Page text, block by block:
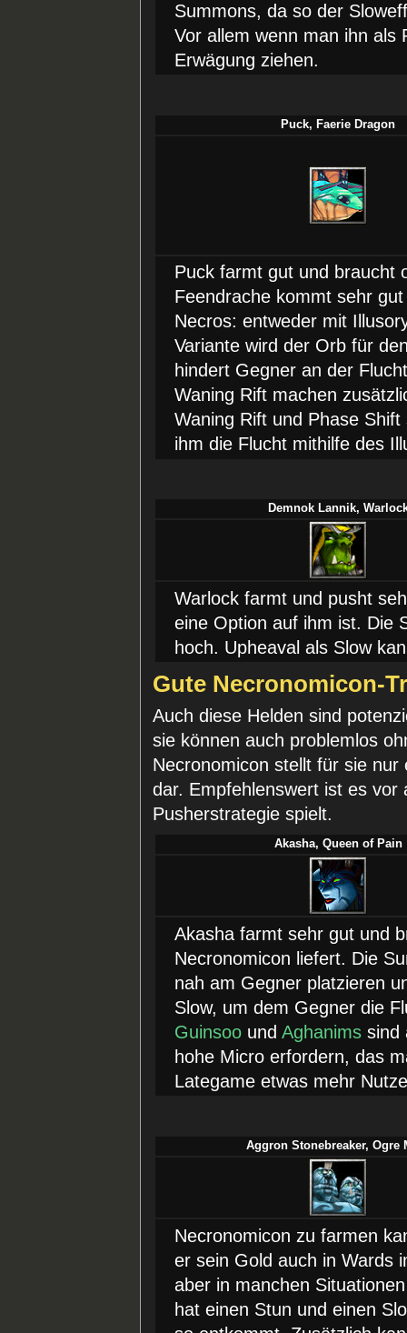
Summons, da so der
Vor allem wenn man ihn als
Erwägung ziehen.
Puck, Faerie Dragon
Puck farmt gut und braucht
Feendrache kommt sehr
Necros: entweder mit
Variante wird der Orb für
hindert Gegner an der
Waning Rift machen
Waning Rift und Phase
ihm die Flucht mithilfe des
Demnok Lannik,
Warlock farmt und pusht
eine Option auf ihm ist. Die
hoch. Upheaval als Slow
Gute Necronomicon-
Auch diese Helden sind
sie können auch problemlos
Necronomicon stellt für sie
dar. Empfehlenswert ist es vor
Pusherstrategie spielt.
Akasha, Queen of Pain
Akasha farmt sehr gut und
Necronomicon liefert. Die
nah am Gegner platzieren
Slow, um dem Gegner die
Guinsoo undAghanims sind
hohe Micro erfordern, das
Lategame etwas mehr
Aggron Stonebreaker, Ogre
Necronomicon zu farmen
er sein Gold auch in Wards
aber in manchen
hat einen Stun und einen